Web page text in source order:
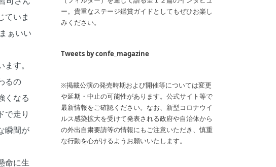
ていま
ぁいい
す。
るの
くなる
で走り
瞬間が
命に生
ー。貴重なステージ鑑賞ガイドとしてもぜひお楽し
みください。
Tweets by confe_magazine
※掲載公演の発売時期および開催等については変更
や延期・中止の可能性があります。公式サイト等で
最新情報をご確認ください。なお、新型コロナウイ
ルス感染拡大を受けて発表される政府や自治体から
の外出自粛要請等の情報にもご注意いただき、慎重
な行動を心がけるようお願いいたします。